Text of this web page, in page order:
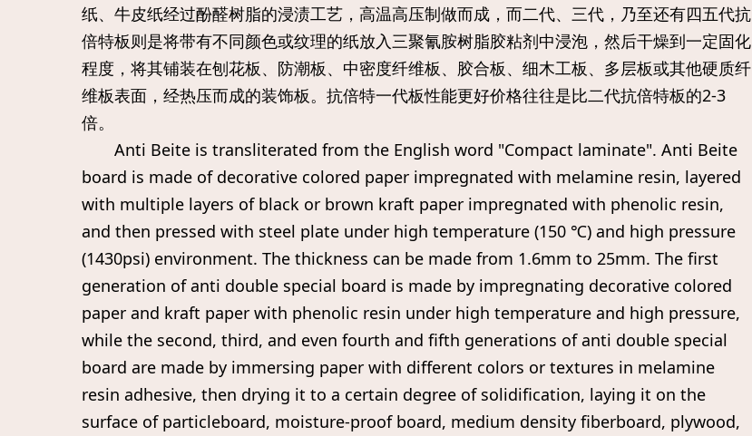
纸、牛皮纸经过酚醛树脂的浸渍工艺，高温高压制做而成，而二代、三代，乃至还有四五代抗
倍特板则是将带有不同颜色或纹理的纸放入三聚氰胺树脂胶粘剂中浸泡，然后干燥到一定固化
程度，将其铺装在刨花板、防潮板、中密度纤维板、胶合板、细木工板、多层板或其他硬质纤
维板表面，经热压而成的装饰板。抗倍特一代板性能更好价格往往是比二代抗倍特板的2-3
倍。
Anti Beite is transliterated from the English word "Compact laminate". Anti Beite
board is made of decorative colored paper impregnated with melamine resin, layered
with multiple layers of black or brown kraft paper impregnated with phenolic resin,
and then pressed with steel plate under high temperature (150 ℃) and high pressure
(1430psi) environment. The thickness can be made from 1.6mm to 25mm. The first
generation of anti double special board is made by impregnating decorative colored
paper and kraft paper with phenolic resin under high temperature and high pressure,
while the second, third, and even fourth and fifth generations of anti double special
board are made by immersing paper with different colors or textures in melamine
resin adhesive, then drying it to a certain degree of solidification, laying it on the
surface of particleboard, moisture-proof board, medium density fiberboard, plywood,